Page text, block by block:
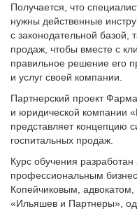
Получается, что
нужны действенные
с законодательной базой,
продаж, чтобы вместе с
правильное решение его
и услуг своей компании.
Партнерский проект
и юридической компании
представляет концепцию
госпитальных продаж.
Курс обучения
профессиональным
Копейчиковым,
«Ильяшев и Партнеры»,